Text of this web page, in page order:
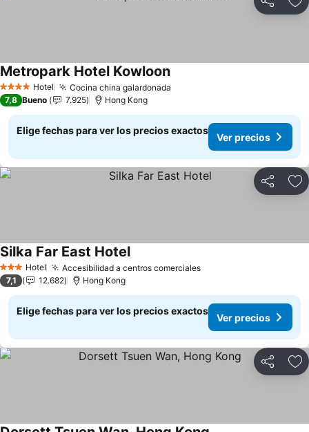
Compartir
4 EstrellasHotel Cocina china galardonada
Metropark Hotel Kowloon
7,8 Bueno 7.925 Hong Kong
Elige fechas para ver los precios exactos
Ver precios
Compartir
3 Estrellas
Hotel Accesibilidad a centros comerciales
Silka Far East Hotel
7,1 12.682 Hong Kong
Elige fechas para ver los precios exactos
Ver precios
Compartir